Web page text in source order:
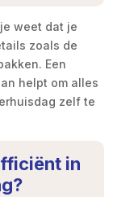
weet dat je
zoals de
Een
helpt om alles
zelf te
in